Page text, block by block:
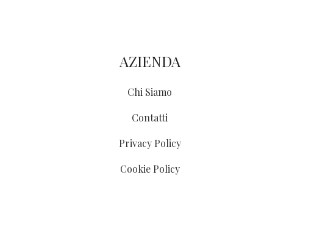
AZIENDA
Chi Siamo
Contatti
Privacy Policy
Cookie Policy